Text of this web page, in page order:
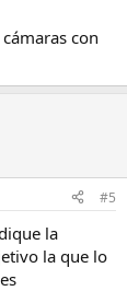
con
#5
la
la que lo